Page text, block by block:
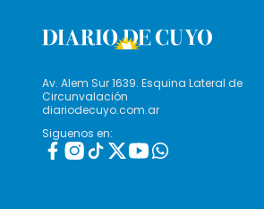
Av. Alem Sur 1639. Esquina Lateral de
Circunvalación
diariodecuyo.com.ar
Siguenos en: